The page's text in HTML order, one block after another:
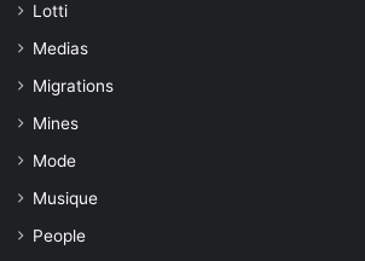
Lotti
Medias
Migrations
Mines
Mode
Musique
People